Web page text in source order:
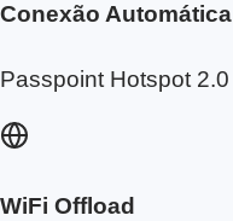
Conexão Automática
Passpoint Hotspot 2.0
WiFi Offload